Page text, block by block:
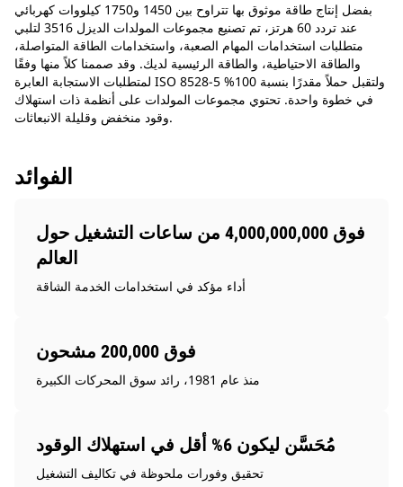
بفضل إنتاج طاقة موثوق بها تتراوح بين 1450 و1750 كيلووات كهربائي
عند تردد 60 هرتز، تم تصنيع مجموعات المولدات الديزل 3516 لتلبي
متطلبات استخدامات المهام الصعبة، واستخدامات الطاقة المتواصلة،
والطاقة الاحتياطية، والطاقة الرئيسية لديك. وقد صممنا كلاً منها وفقًا
لمتطلبات الاستجابة العابرة ISO 8528-5 ولتقبل حملاً مقدرًا بنسبة 100%
في خطوة واحدة. تحتوي مجموعات المولدات على أنظمة ذات استهلاك
وقود منخفض وقليلة الانبعاثات.
الفوائد
فوق 4,000,000,000 من ساعات التشغيل حول
العالم
أداء مؤكد في استخدامات الخدمة الشاقة
فوق 200,000 مشحون
منذ عام 1981، رائد سوق المحركات الكبيرة
مُحَسَّن ليكون 6% أقل في استهلاك الوقود
تحقيق وفورات ملحوظة في تكاليف التشغيل